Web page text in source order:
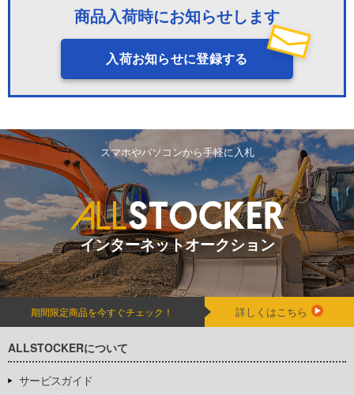
商品入荷時にお知らせします
入荷お知らせに登録する
スマホやパソコンから手軽に入札
インターネットオークション
期間限定商品を今すぐチェック！ 詳しくはこちら
ALLSTOCKERについて
サービスガイド